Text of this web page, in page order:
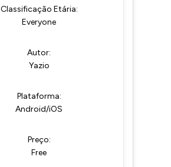
Classificação Etária:
Everyone
Autor:
Yazio
Plataforma:
Android/iOS
Preço:
Free